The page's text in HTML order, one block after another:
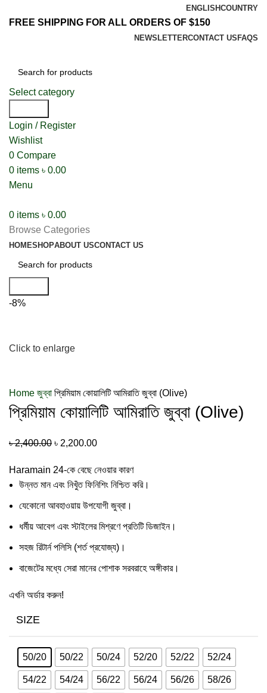
ENGLISHCOUNTRY
FREE SHIPPING FOR ALL ORDERS OF $150
NEWSLETTERCONTACT US FAQS
Select category
Login / Register
Wishlist
0 Compare
0 items ৳ 0.00
Menu
0 items ৳ 0.00
Browse Categories
HOMESHOPABOUT USCONTACT US
-8%
Click to enlarge
Home জুব্বা প্রিমিয়াম কোয়ালিটি আমিরাতি জুব্বা (Olive)
প্রিমিয়াম কোয়ালিটি আমিরাতি জুব্বা (Olive)
৳2,400.00 ৳ 2,200.00
Haramain 24-কে বেছে নেওয়ার কারণ
উন্নত মান এবং নিখুঁত ফিনিশিং নিশ্চিত করি।
যেকোনো আবহাওয়ায় উপযোগী জুব্বা।
ধর্মীয় আবেগ এবং স্টাইলের মিশ্রণে প্রতিটি ডিজাইন।
সহজ রিটার্ন পলিসি (শর্ত প্রযোজ্য)।
বাজেটের মধ্যে সেরা মানের পোশাক সরবরাহে অঙ্গীকার।
এখনি অর্ডার করুন!
SIZE
50/20 50/22 50/24 52/20 52/22 52/24
54/22 54/24 56/22 56/24 56/26 58/26